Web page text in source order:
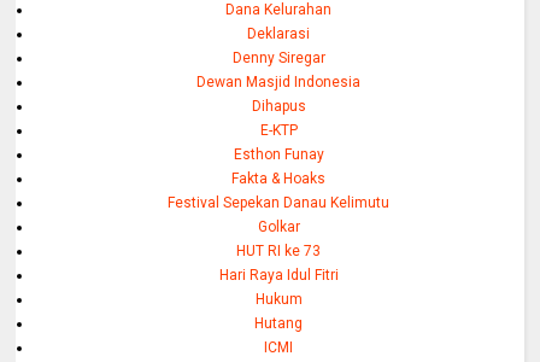
Dana Kelurahan
Deklarasi
Denny Siregar
Dewan Masjid Indonesia
Dihapus
E-KTP
Esthon Funay
Fakta & Hoaks
Festival Sepekan Danau Kelimutu
Golkar
HUT RI ke 73
Hari Raya Idul Fitri
Hukum
Hutang
ICMI